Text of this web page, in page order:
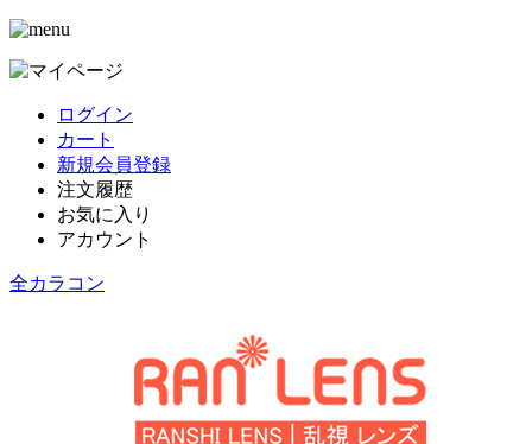
ログイン
カート
新規会員登録
注文履歴
お気に入り
アカウント
全カラコン